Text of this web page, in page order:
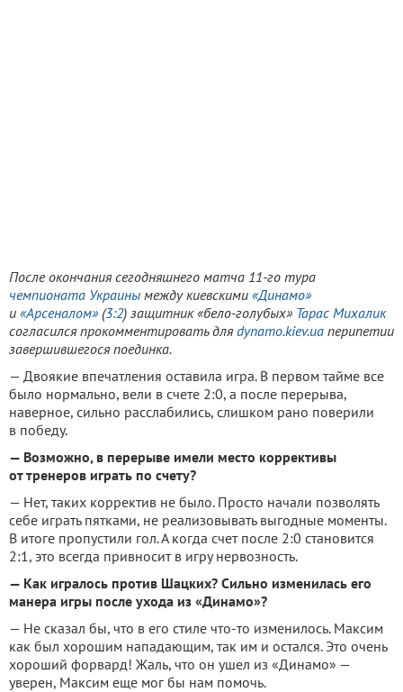
После окончания сегодняшнего матча 11-го тура
чемпионата Украины между киевскими «Динамо»
и «Арсеналом»(3:2) защитник «бело-голубых» Тарас Михалик
согласился прокомментировать для dynamo.kiev.ua перипетии
завершившегося поединка.
— Двоякие впечатления оставила игра. В первом тайме все
было нормально, вели в счете 2:0, а после перерыва,
наверное, сильно расслабились, слишком рано поверили
в победу.
— Возможно, в перерыве имели место коррективы
от тренеров играть по счету?
— Нет, таких корректив не было. Просто начали позволять
себе играть пятками, не реализовывать выгодные моменты.
В итоге пропустили гол. А когда счет после 2:0 становится
2:1, это всегда привносит в игру нервозность.
— Как игралось против Шацких? Сильно изменилась его
манера игры после ухода из «Динамо»?
— Не сказал бы, что в его стиле что-то изменилось. Максим
как был хорошим нападающим, так им и остался. Это очень
хороший форвард! Жаль, что он ушел из «Динамо» —
уверен, Максим еще мог бы нам помочь.